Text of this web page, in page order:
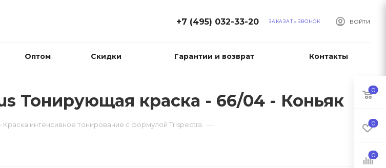
ВОЙТИ
+7 (495) 032-33-20 ЗАКАЗАТЬ ЗВОНОК
Оптом Скидки Гарантии и возврат Контакты
Тонирующая краска - 66/04 - Коньяк
Краска интенсивное тонирование с формулой Trispectra —
0
0
0